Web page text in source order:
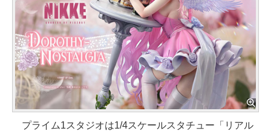
プライム1スタジオは1/4スケールスタチュー「リアル